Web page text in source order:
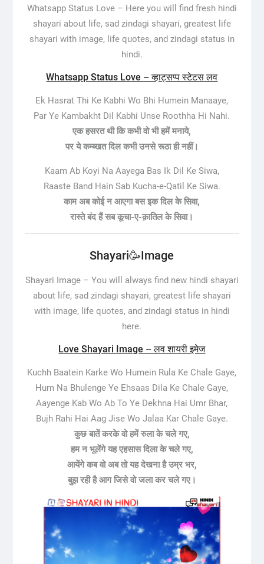
Whatsapp Status Love – Here you will find fresh hindi
shayari about life, sad zindagi shayari, greatest life
shayari with image, life quotes, and zindagi status in
hindi.
Whatsapp Status Love – व्हाट्सप्प स्टेटस लव
Ek Hasrat Thi Ke Kabhi Wo Bhi Humein Manaaye,
Par Ye Kambakht Dil Kabhi Unse Roothha Hi Nahi.
एक हसरत थी कि कभी वो भी हमें मनाये,
पर ये कम्ब्खत दिल कभी उनसे रूठा ही नहीं।
Kaam Ab Koyi Na Aayega Bas Ik Dil Ke Siwa,
Raaste Band Hain Sab Kucha-e-Qatil Ke Siwa.
काम अब कोई न आएगा बस इक दिल के सिवा,
रास्ते बंद हैं सब कूचा-ए-क़ातिल के सिवा।
Shayari🥳Image
Shayari Image – You will always find new hindi shayari
about life, sad zindagi shayari, greatest life shayari
with image, life quotes, and zindagi status in hindi
here.
Love Shayari Image – लव शायरी इमेज
Kuchh Baatein Karke Wo Humein Rula Ke Chale Gaye,
Hum Na Bhulenge Ye Ehsaas Dila Ke Chale Gaye,
Aayenge Kab Wo Ab To Ye Dekhna Hai Umr Bhar,
Bujh Rahi Hai Aag Jise Wo Jalaa Kar Chale Gaye.
कुछ बातें करके वो हमें रुला के चले गए,
हम न भूलेंगे यह एहसास दिला के चले गए,
आयेंगे कब वो अब तो यह देखना है उम्र भर,
बुझ रही है आग जिसे वो जला कर चले गए।